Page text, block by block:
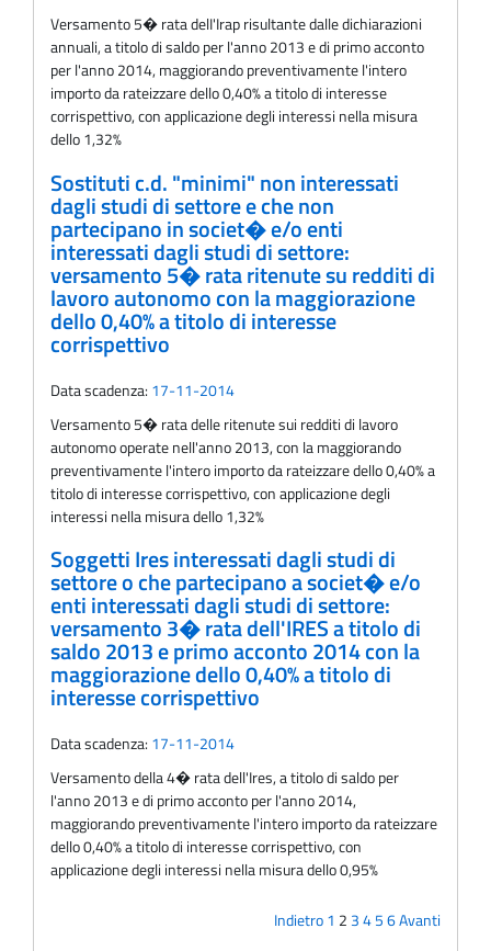
Versamento 5� rata delI'Irap risultante dalle dichiarazioni
annuali, a titolo di saldo per l'anno 2013 e di primo acconto
per l'anno 2014, maggiorando preventivamente l'intero
importo da rateizzare dello 0,40% a titolo di interesse
corrispettivo, con applicazione degli interessi nella misura
dello 1,32%
Sostituti c.d. "minimi" non interessati
dagli studi di settore e che non
partecipano in societ� e/o enti
interessati dagli studi di settore:
versamento 5� rata ritenute su redditi di
lavoro autonomo con la maggiorazione
dello 0,40% a titolo di interesse
corrispettivo
Data scadenza: 17-11-2014
Versamento 5� rata delle ritenute sui redditi di lavoro
autonomo operate nell'anno 2013, con la maggiorando
preventivamente l'intero importo da rateizzare dello 0,40% a
titolo di interesse corrispettivo, con applicazione degli
interessi nella misura dello 1,32%
Soggetti Ires interessati dagli studi di
settore o che partecipano a societ� e/o
enti interessati dagli studi di settore:
versamento 3� rata dell'IRES a titolo di
saldo 2013 e primo acconto 2014 con la
maggiorazione dello 0,40% a titolo di
interesse corrispettivo
Data scadenza: 17-11-2014
Versamento della 4� rata dell'Ires, a titolo di saldo per
l'anno 2013 e di primo acconto per l'anno 2014,
maggiorando preventivamente l'intero importo da rateizzare
dello 0,40% a titolo di interesse corrispettivo, con
applicazione degli interessi nella misura dello 0,95%
Indietro1 2 3456Avanti